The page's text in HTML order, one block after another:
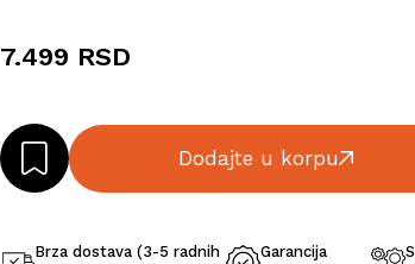
7.499 RSD
Dodajte u korpu
Brza dostava (3-5 radnih
Garancija